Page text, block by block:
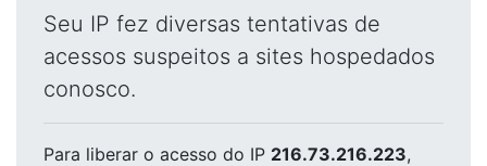
Seu IP fez diversas tentativas de
acessos suspeitos a sites hospedados
conosco.
Para liberar o acesso do IP 216.73.216.223,